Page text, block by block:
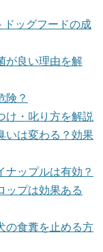
ドッグフードの成
が良い理由を解
険？
け・叱り方を解説
いは変わる？効果
ナップルは有効？
ップは効果ある
の食糞を止める方